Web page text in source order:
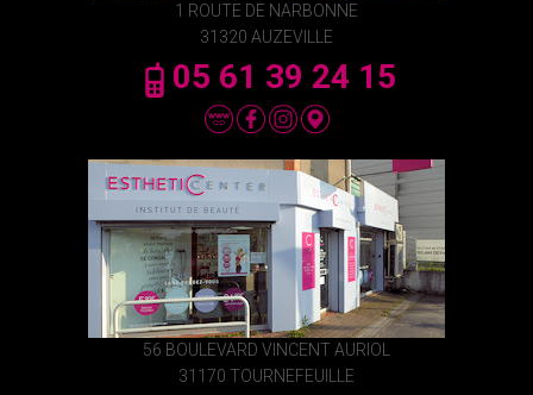
1 ROUTE DE NARBONNE
31320 AUZEVILLE
05 61 39 24 15
56 BOULEVARD VINCENT AURIOL
31170 TOURNEFEUILLE